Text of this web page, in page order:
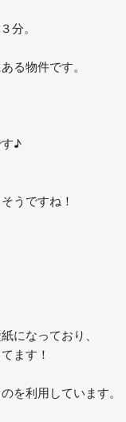
分。
る物件です。
♪
うですね！
になっており、
ます！
を利用しています。